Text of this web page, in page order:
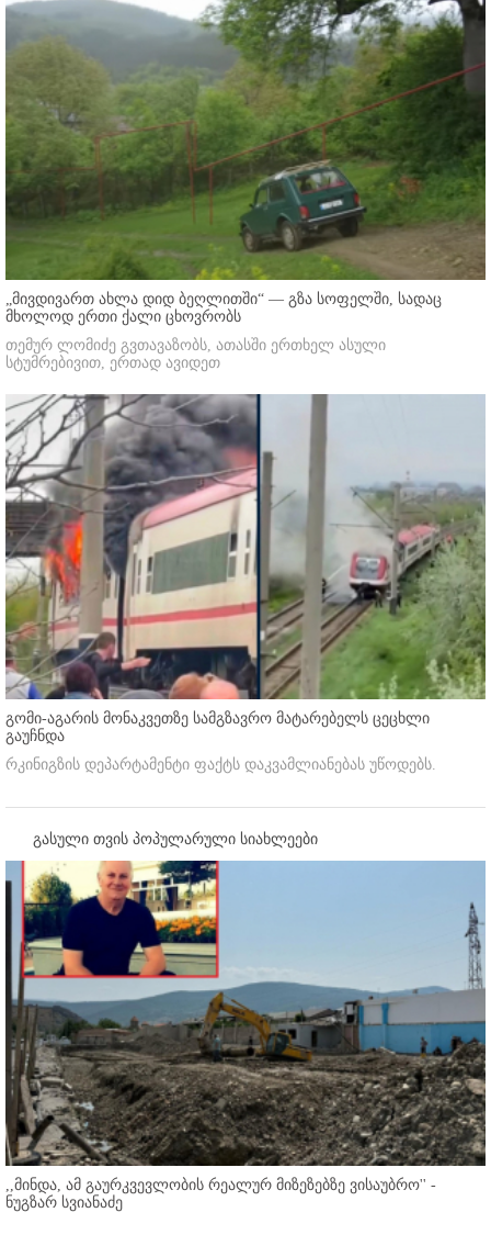
„მივდივართ ახლა დიდ ბეღლითში“ — გზა სოფელში, სადაც
მხოლოდ ერთი ქალი ცხოვრობს
თემურ ლომიძე გვთავაზობს, ათასში ერთხელ ასული
სტუმრებივით, ერთად ავიდეთ
გომი-აგარის მონაკვეთზე სამგზავრო მატარებელს ცეცხლი
გაუჩნდა
რკინიგზის დეპარტამენტი ფაქტს დაკვამლიანებას უწოდებს.
გასული თვის პოპულარული სიახლეები
,,მინდა, ამ გაურკვევლობის რეალურ მიზეზებზე ვისაუბრო'' -
ნუგზარ სვიანაძე